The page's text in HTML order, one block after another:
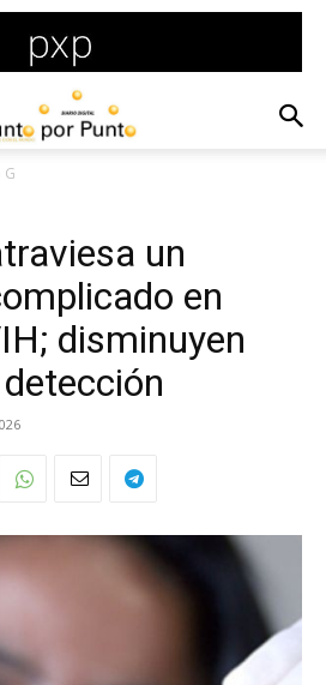
G
un
en
disminuyen